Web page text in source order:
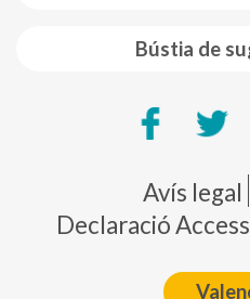
Bústia de
Avís legal
Declaració